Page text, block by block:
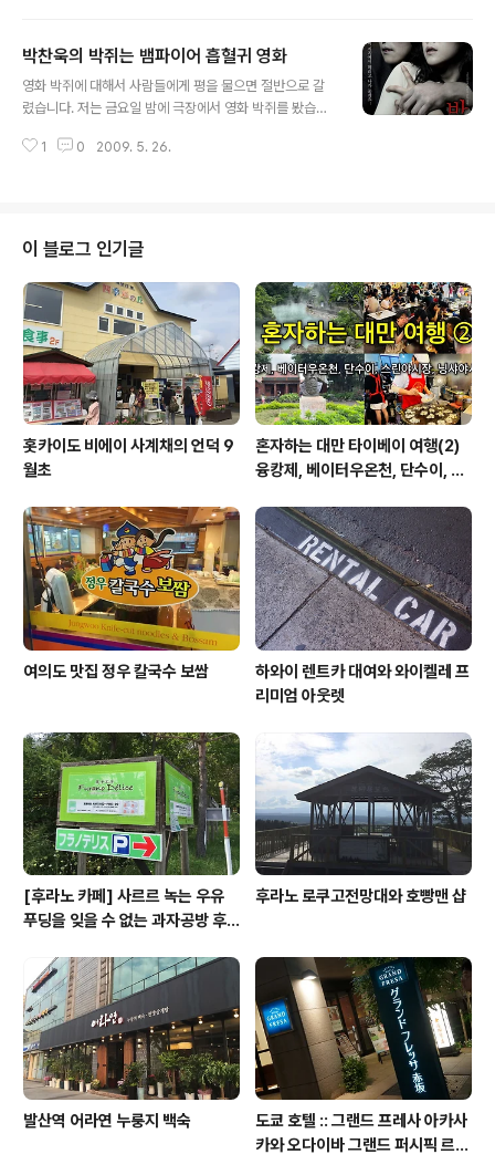
는 반전들로 잘 구성되어 있다. 한마디로 식상하지 않은 영
화다. 그런데 웬지 아쉬움도 있다. 살인의 추억, 괴물의 봉
준호 감독이었기에 뭔가 특별함을 기대했던 때문일까. 아
때문일까. 아니면 잘생긴 배우 원빈의 이미지와 어리숙한
박찬욱의 박쥐는 뱀파이어 흡혈귀 영화
영화 박쥐에 대해서 사람들에게 평을 물으면 절반으로 갈
렸습니다. 저는 금요일 밤에 극장에서 영화 박쥐를 봤습니
원상을 탔다는 소식이 들려왔습니다. 주말 아침 들려온 노
는 배우에서 저는 웬지 봉준호 영화 '괴물'을 떠올렸던 것
같습니다. 약간의 블록버스터를 떠올렸던 것이죠. 하지만
영화는 다소 실험적이며 철학과 영화의 다양한 기법을 실
험한 뱀파이어 영화였습니다. 송강호의 연기는 뛰어났지만
영화 보는 내내 만약에 이 영화가 서양에서 만들어진 영화
라면 어떤 평가를 받았을까 하는 생각도 했습..
1 0 2009. 5. 26.
이 블로그 인기글
홋카이도 비에이 사계채의 언덕 9
월초
혼자하는 대만 타이베이 여행(2)
융캉제, 베이터우온천, 단수이, 스
여의도 맛집 정우 칼국수 보쌈
하와이 렌트카 대여와 와이켈레 프
리미엄 아웃렛
[후라노 카페] 사르르 녹는 우유
푸딩을 잊을 수 없는 과자공방 후
후라노 로쿠고전망대와 호빵맨 샵
발산역 어라연 누룽지 백숙
도쿄 호텔 :: 그랜드 프레사 아카사
카와 오다이바 그랜드 퍼시픽 르